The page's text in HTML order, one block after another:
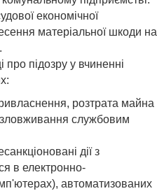
економічної
матеріальної шкоди на
про підозру у вчиненні
розтрата майна
службовим
дії з
в електронно-
автоматизованих